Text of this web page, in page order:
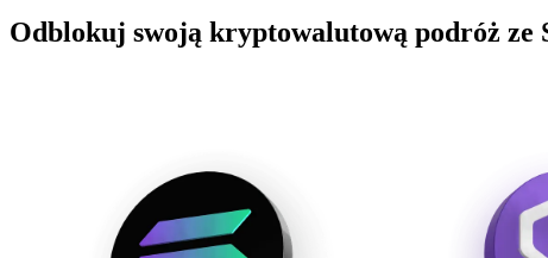
Odblokuj swoją kryptowalutową podróż ze